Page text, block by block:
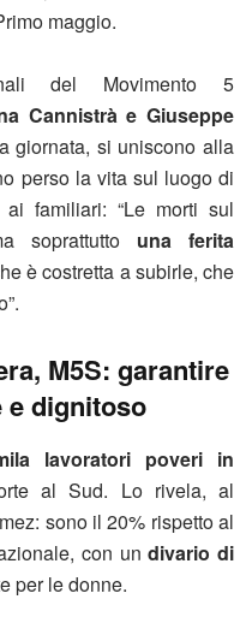
maggio.
del Movimento 5
Cannistrà e Giuseppe
giornata, si uniscono alla
perso la vita sul luogo di
ai familiari: “Le morti sul
soprattutto una ferita
è costretta a subirle, che
M5S: garantire
e dignitoso
lavoratori poveri in
al Sud. Lo rivela, al
sono il 20% rispetto al
con undivario di
per le donne.